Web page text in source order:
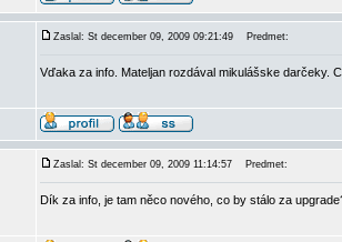
Zaslal: St december 09, 2009 09:21:49 Predmet:
Vďaka za info. Mateljan rozdával mikulášske darčeky.
Zaslal: St december 09, 2009 11:14:57 Predmet:
Dík za info, je tam něco nového, co by stálo za